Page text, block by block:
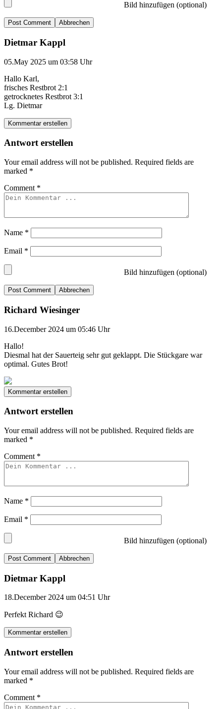
Bild hinzufügen (optional)
Abbrechen
Dietmar Kappl
05.May 2025 um 03:58 Uhr
Hallo Karl,
frisches Restbrot 2:1
getrocknetes Restbrot 3:1
Lg. Dietmar
Kommentar erstellen
Antwort erstellen
Your email address will not be published. Required fields are
marked *
Comment *
Name *
Email *
Bild hinzufügen (optional)
Abbrechen
Richard Wiesinger
16.December 2024 um 05:46 Uhr
Hallo!
Diesmal hat der Sauerteig sehr gut geklappt. Die Stückgare war
optimal. Gutes Brot!
Kommentar erstellen
Antwort erstellen
Your email address will not be published. Required fields are
marked *
Comment *
Name *
Email *
Bild hinzufügen (optional)
Abbrechen
Dietmar Kappl
18.December 2024 um 04:51 Uhr
Perfekt Richard 😉
Kommentar erstellen
Antwort erstellen
Your email address will not be published. Required fields are
marked *
Comment *